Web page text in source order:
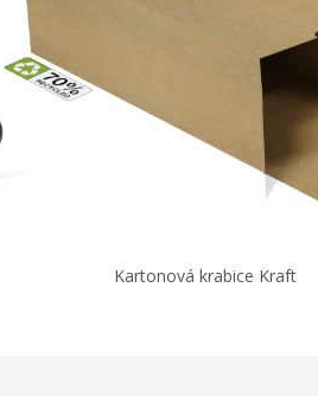
Kartonová krabice Kraft